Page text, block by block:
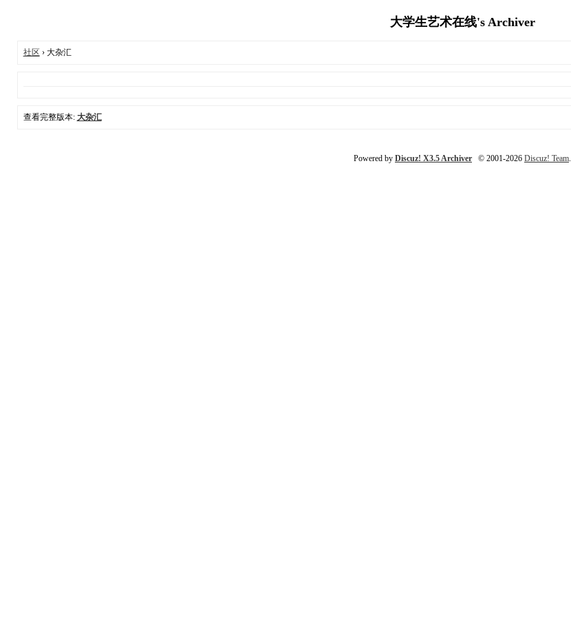
大学生艺术在线's Archiver
社区 › 大杂汇
查看完整版本: 大杂汇
Powered by Discuz! X3.5 Archiver © 2001-2026 Discuz! Team.